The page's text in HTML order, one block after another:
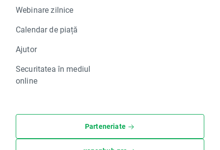
Webinare zilnice
Calendar de piață
Ajutor
Securitatea în mediul
online
Parteneriate